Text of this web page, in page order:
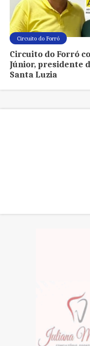
Circuito do Forró
Circuito do Forró
Júnior, presidente
Santa Luzia